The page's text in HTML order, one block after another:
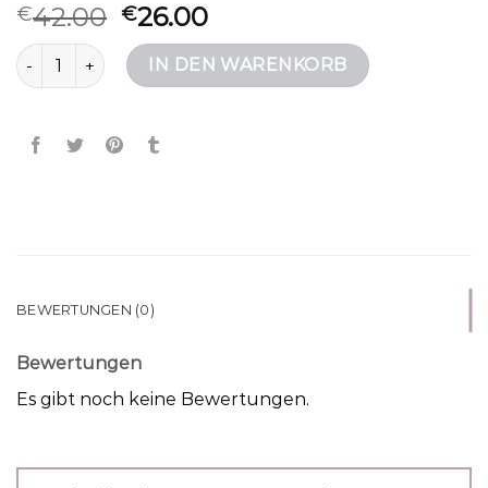
€42.00 €26.00
lederrucksack MengeIN DEN WARENKORB
BEWERTUNGEN (0)
Bewertungen
Es gibt noch keine Bewertungen.